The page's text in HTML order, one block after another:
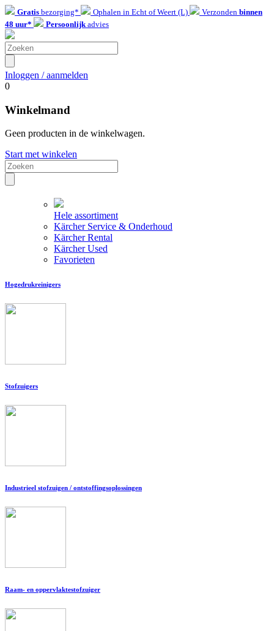
Gratis bezorging* Ophalen in Echt of Weert (L) Verzonden binnen
48 uur*
Persoonlijkadvies
Inloggen / aanmelden
0
Winkelmand
Geen producten in de winkelwagen.
Start met winkelen
Hele assortiment
Kärcher Service & Onderhoud
Kärcher Rental
Kärcher Used
Favorieten
Hogedrukreinigers
Stofzuigers
Industrieel stofzuigen / ontstoffingsoplossingen
Raam- en oppervlaktestofzuiger